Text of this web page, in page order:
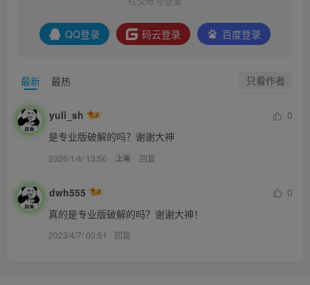
QQ登录 码云登录 百度登录
最新 最热 只看作者
yuli_sh
0
是专业版破解的吗？谢谢大神
2026/1/4/ 13:56 上海 回复
dwh555
0
真的是专业版破解的吗？谢谢大神！
2023/4/7/ 00:51 回复